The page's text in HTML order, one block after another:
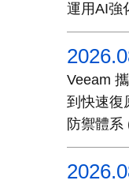
運用AI強
Veeam
到快速復
防禦體系